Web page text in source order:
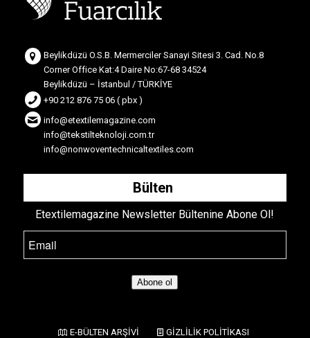
Beylikdüzü O.S.B. Mermerciler Sanayi Sitesi 3. Cad. No.8
Corner Office Kat:4 Daire No:67-68 34524
Beylikdüzü – İstanbul / TÜRKİYE
+90 212 876 75 06 ( pbx )
info@etextilemagazine.com
info@tekstilteknoloji.com.tr
info@nonwoventechnicaltextiles.com
Bülten
Etextilemagazine Newsletter Bültenine Abone Ol!
Abone ol
E-BÜLTEN ARŞİVİ GİZLİLİK POLİTİKASI